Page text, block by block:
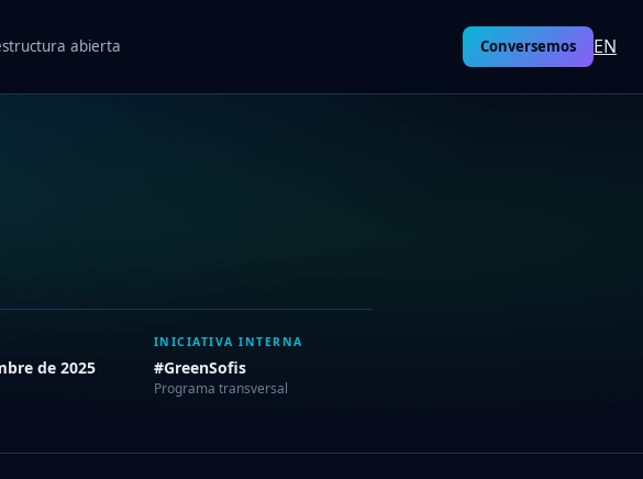
abierta Conversemos EN
de 2025
INICIATIVA INTERNA
#GreenSofis
Programa transversal